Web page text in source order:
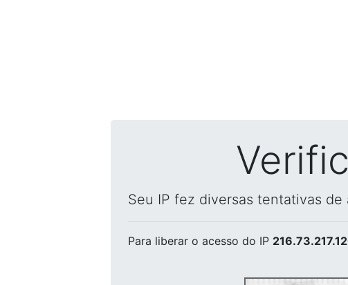
Seu IP fez diversas tentativas
Para liberar o acesso do IP